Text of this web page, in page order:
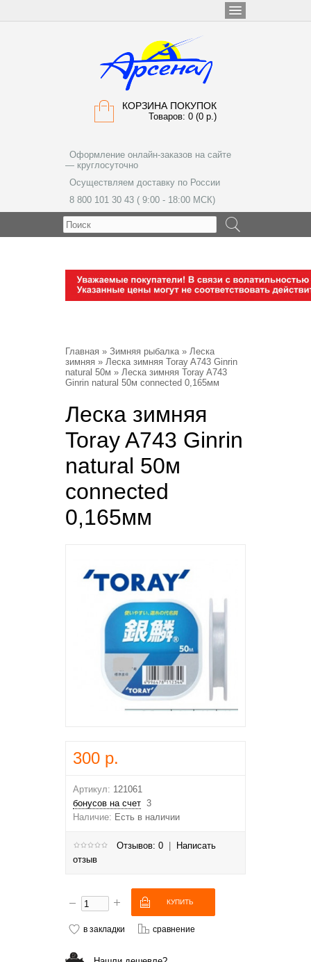
КОРЗИНА ПОКУПОК
Товаров: 0 (0 р.)
Оформление онлайн-заказов на сайте
— круглосуточно
Осуществляем доставку по России
8 800 101 30 43 ( 9:00 - 18:00 МСК)
Главная » Зимняя рыбалка» Леска
зимняя » Леска зимняя Toray A743 Ginrin
natural 50м » Леска зимняя Toray A743
Ginrin natural 50м connected 0,165мм
Леска зимняя
Toray A743 Ginrin
natural 50м
connected
0,165мм
300 р.
Артикул: 121061
бонусов на счет 3
Наличие: Есть в наличии
Отзывов: 0
Написать
отзыв
в закладки сравнение